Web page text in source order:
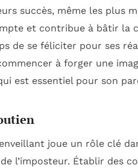
succès, même les plus
et contribue à bâtir la
de se féliciter pour ses
à forger une
est essentiel pour son
joue un rôle clé
l’imposteur. Établir des